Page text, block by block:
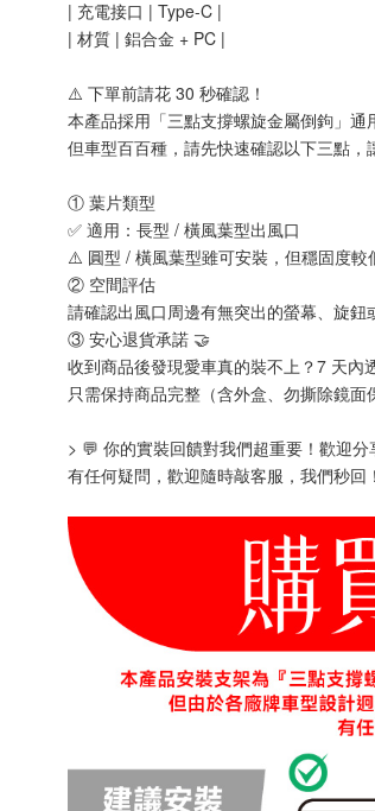
| 充電接口 | Type-C |
| 材質 | 鋁合金 + PC |
⚠️ 下單前請花 30 秒確認！
本產品採用「三點支撐螺旋金屬倒鉤」通
但車型百百種，請先快速確認以下三點，
① 葉片類型
✅ 適用：長型 / 橫風葉型出風口
⚠️ 圓型 / 橫風葉型雖可安裝，但穩固度較
② 空間評估
請確認出風口周邊有無突出的螢幕、旋鈕
③ 安心退貨承諾 🤝
收到商品後發現愛車真的裝不上？7 天內
只需保持商品完整（含外盒、勿撕除鏡面
> 💬 你的實裝回饋對我們超重要！歡迎
有任何疑問，歡迎隨時敲客服，我們秒回！